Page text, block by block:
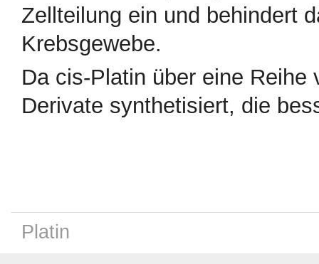
Zellteilung ein und behindert
Krebsgewebe.
Da cis-Platin über eine Reihe
Derivate synthetisiert, die
Platin